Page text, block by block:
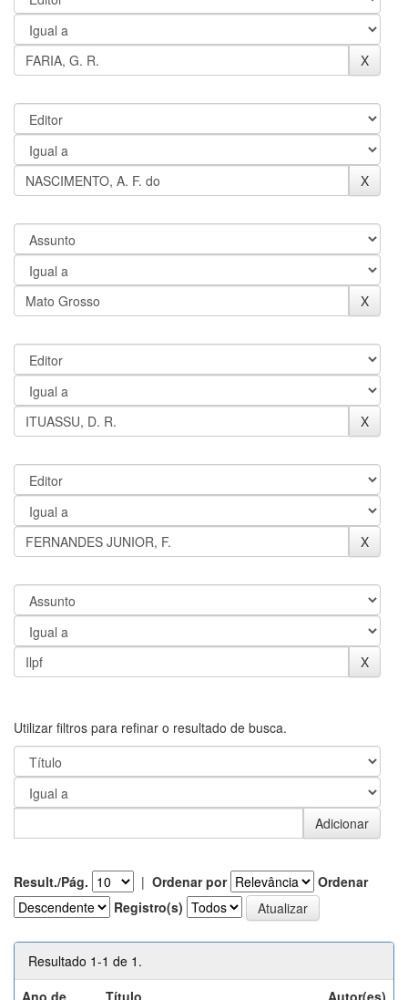
Utilizar filtros para refinar o resultado de busca.
Result./Pág. | Ordenar por
Ordenar
Registro(s)
Resultado 1-1 de 1.
Ano de
Título Autor(es)